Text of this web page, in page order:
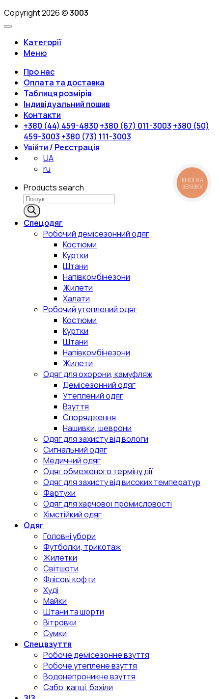
Copyright 2026 ©3003
Категорії
Меню
Про нас
Оплата та доставка
Таблиця розмірів
Індивідуальний пошив
Контакти
+380 (44) 459-4830 +380 (67) 011-3003 +380 (50)
459-3003 +380 (73) 111-3003
Увійти / Реєстрація
UA
ru
Products search
Спецодяг
Робочий демісезонний одяг
Костюми
Куртки
Штани
Напівкомбінезони
Жилети
Халати
Робочий утеплений одяг
Костюми
Куртки
Штани
Напівкомбінезони
Жилети
Одяг для охорони, камуфляж
Демісезонний одяг
Утеплений одяг
Взуття
Спорядження
Нашивки, шеврони
Одяг для захисту від вологи
Сигнальний одяг
Медичний одяг
Одяг обмеженого терміну дії
Одяг для захисту від високих температур
Фартухи
Одяг для харчової промисловості
Хімстійкий одяг
Одяг
Головні убори
Футболки, трикотаж
Жилетки
Світшоти
Флісові кофти
Худі
Майки
Штани та шорти
Вітровки
Сумки
Спецвзуття
Робоче демісезонне взуття
Робоче утеплене взуття
Водонепроникне взуття
Сабо, капці, бахіли
КНОПКА
ЗВ'ЯЗКУ